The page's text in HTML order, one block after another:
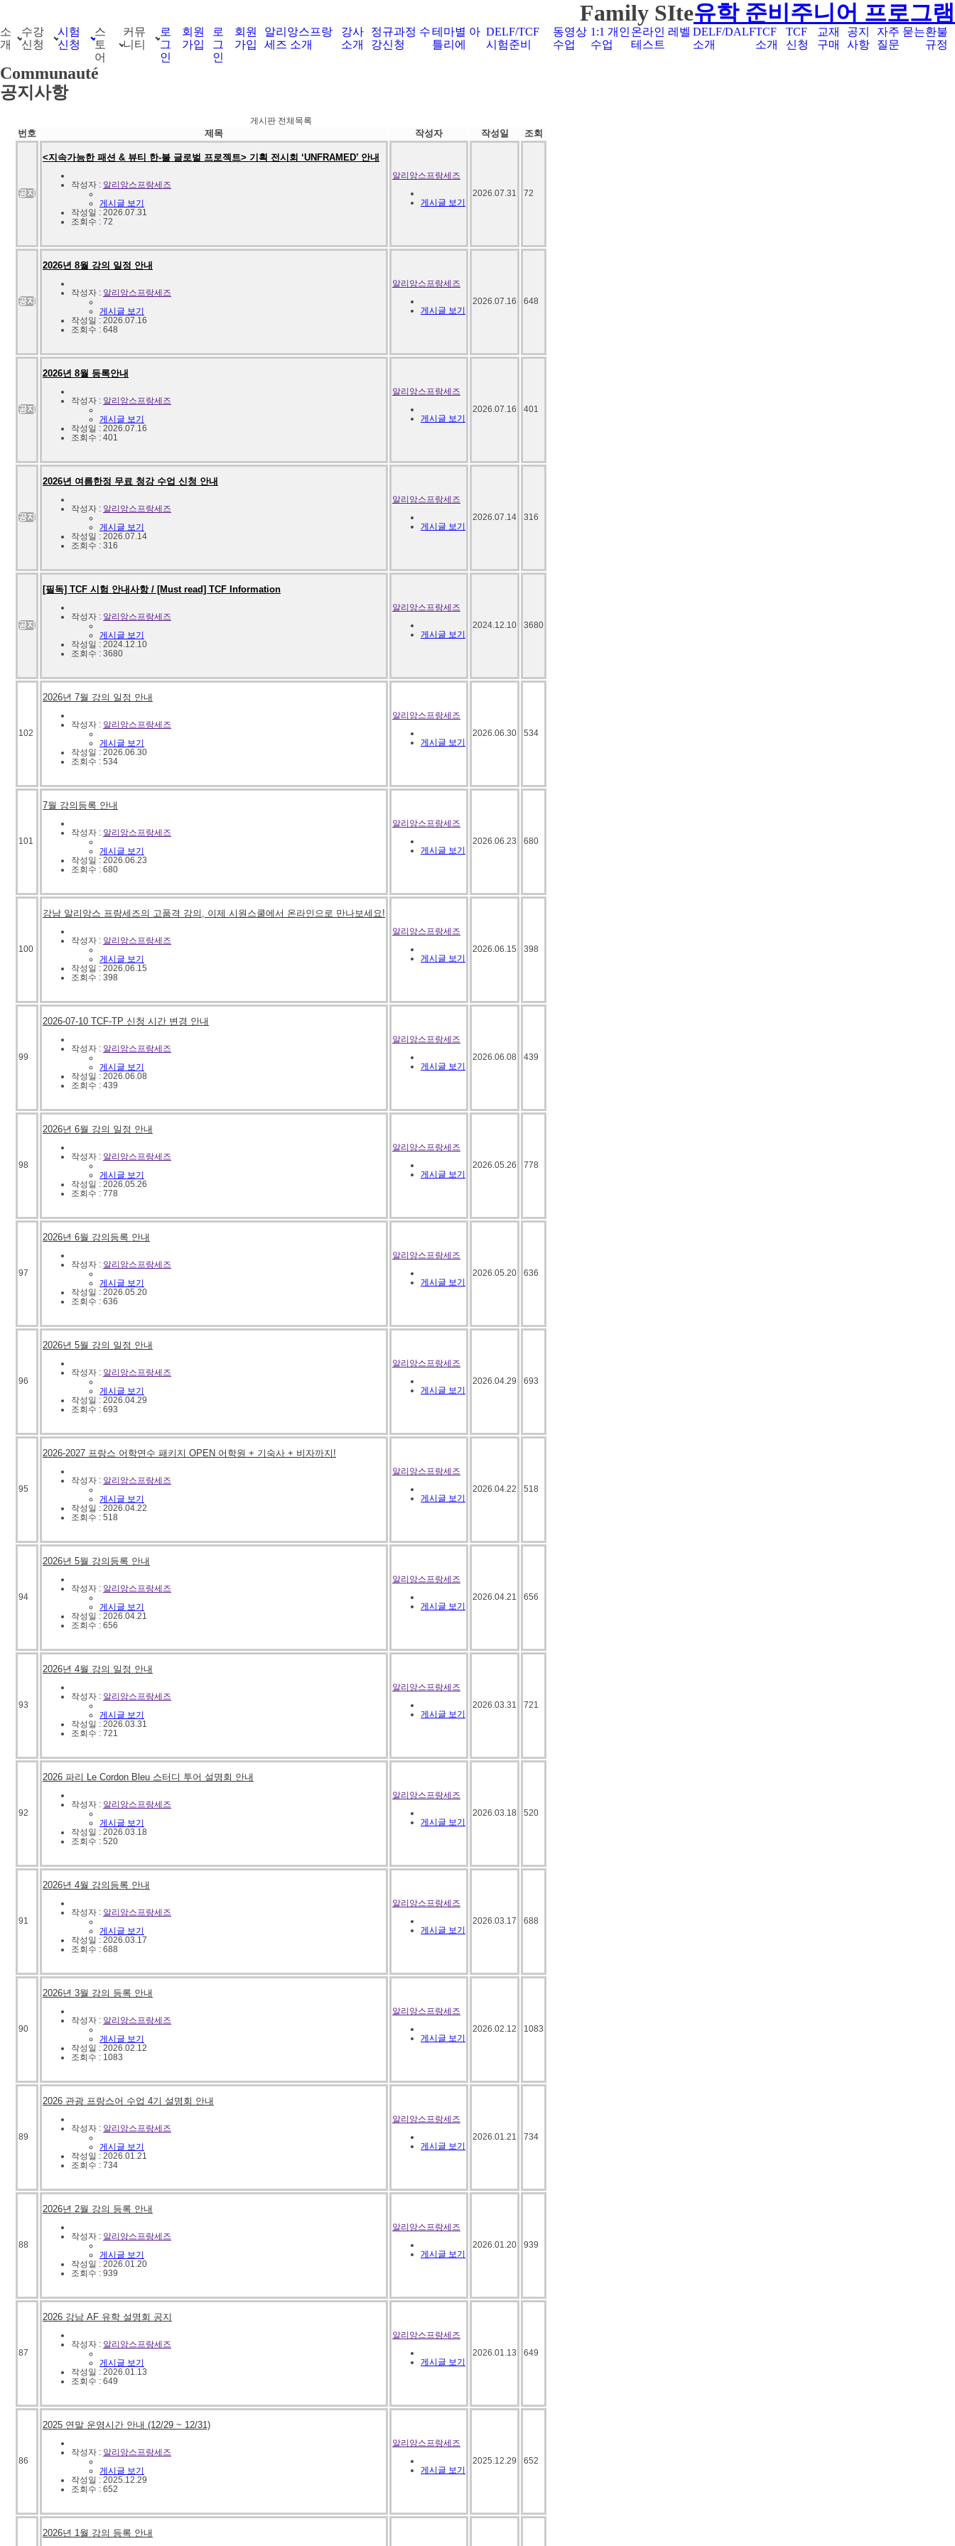
Family SIte유학 준비주니어 프로그램
소
개
수강
신청
시험
신청
스
토
어
커뮤
니티
로
그
인
회원
가입
로
그
인
회원
가입
알리앙스프랑
세즈 소개
강사
소개
정규과정 수
강신청
테마별 아
틀리에
DELF/TCF
시험준비
동영상
수업
1:1 개인
수업
온라인 레벨
테스트
DELF/DALF
소개
TCF
소개
TCF
신청
교재
구매
공지
사항
자주 묻는
질문
환불
규정
Communauté
공지사항
게시판 전체목록
번호 제목 작성자 작성일 조회
공지
<지속가능한 패션 & 뷰티 한-불 글로벌 프로젝트> 기획 전시회 ‘UNFRAMED’ 안내
작성자 : 알리앙스프랑세즈
게시글 보기
작성일 : 2026.07.31
조회수 : 72
알리앙스프랑세즈
게시글 보기
2026.07.31 72
공지
2026년 8월 강의 일정 안내
작성자 : 알리앙스프랑세즈
게시글 보기
작성일 : 2026.07.16
조회수 : 648
알리앙스프랑세즈
게시글 보기
2026.07.16 648
공지
2026년 8월 등록안내
작성자 : 알리앙스프랑세즈
게시글 보기
작성일 : 2026.07.16
조회수 : 401
알리앙스프랑세즈
게시글 보기
2026.07.16 401
공지
2026년 여름한정 무료 청강 수업 신청 안내
작성자 : 알리앙스프랑세즈
게시글 보기
작성일 : 2026.07.14
조회수 : 316
알리앙스프랑세즈
게시글 보기
2026.07.14 316
공지
[필독] TCF 시험 안내사항 / [Must read] TCF Information
작성자 : 알리앙스프랑세즈
게시글 보기
작성일 : 2024.12.10
조회수 : 3680
알리앙스프랑세즈
게시글 보기
2024.12.10 3680
102
2026년 7월 강의 일정 안내
작성자 : 알리앙스프랑세즈
게시글 보기
작성일 : 2026.06.30
조회수 : 534
알리앙스프랑세즈
게시글 보기
2026.06.30 534
101
7월 강의등록 안내
작성자 : 알리앙스프랑세즈
게시글 보기
작성일 : 2026.06.23
조회수 : 680
알리앙스프랑세즈
게시글 보기
2026.06.23 680
100
강남 알리앙스 프랑세즈의 고품격 강의, 이제 시원스쿨에서 온라인으로 만나보세요!
작성자 : 알리앙스프랑세즈
게시글 보기
작성일 : 2026.06.15
조회수 : 398
알리앙스프랑세즈
게시글 보기
2026.06.15 398
99
2026-07-10 TCF-TP 신청 시간 변경 안내
작성자 : 알리앙스프랑세즈
게시글 보기
작성일 : 2026.06.08
조회수 : 439
알리앙스프랑세즈
게시글 보기
2026.06.08 439
98
2026년 6월 강의 일정 안내
작성자 : 알리앙스프랑세즈
게시글 보기
작성일 : 2026.05.26
조회수 : 778
알리앙스프랑세즈
게시글 보기
2026.05.26 778
97
2026년 6월 강의등록 안내
작성자 : 알리앙스프랑세즈
게시글 보기
작성일 : 2026.05.20
조회수 : 636
알리앙스프랑세즈
게시글 보기
2026.05.20 636
96
2026년 5월 강의 일정 안내
작성자 : 알리앙스프랑세즈
게시글 보기
작성일 : 2026.04.29
조회수 : 693
알리앙스프랑세즈
게시글 보기
2026.04.29 693
95
2026-2027 프랑스 어학연수 패키지 OPEN 어학원 + 기숙사 + 비자까지!
작성자 : 알리앙스프랑세즈
게시글 보기
작성일 : 2026.04.22
조회수 : 518
알리앙스프랑세즈
게시글 보기
2026.04.22 518
94
2026년 5월 강의등록 안내
작성자 : 알리앙스프랑세즈
게시글 보기
작성일 : 2026.04.21
조회수 : 656
알리앙스프랑세즈
게시글 보기
2026.04.21 656
93
2026년 4월 강의 일정 안내
작성자 : 알리앙스프랑세즈
게시글 보기
작성일 : 2026.03.31
조회수 : 721
알리앙스프랑세즈
게시글 보기
2026.03.31 721
92
2026 파리 Le Cordon Bleu 스터디 투어 설명회 안내
작성자 : 알리앙스프랑세즈
게시글 보기
작성일 : 2026.03.18
조회수 : 520
알리앙스프랑세즈
게시글 보기
2026.03.18 520
91
2026년 4월 강의등록 안내
작성자 : 알리앙스프랑세즈
게시글 보기
작성일 : 2026.03.17
조회수 : 688
알리앙스프랑세즈
게시글 보기
2026.03.17 688
90
2026년 3월 강의 등록 안내
작성자 : 알리앙스프랑세즈
게시글 보기
작성일 : 2026.02.12
조회수 : 1083
알리앙스프랑세즈
게시글 보기
2026.02.12 1083
89
2026 관광 프랑스어 수업 4기 설명회 안내
작성자 : 알리앙스프랑세즈
게시글 보기
작성일 : 2026.01.21
조회수 : 734
알리앙스프랑세즈
게시글 보기
2026.01.21 734
88
2026년 2월 강의 등록 안내
작성자 : 알리앙스프랑세즈
게시글 보기
작성일 : 2026.01.20
조회수 : 939
알리앙스프랑세즈
게시글 보기
2026.01.20 939
87
2026 강남 AF 유학 설명회 공지
작성자 : 알리앙스프랑세즈
게시글 보기
작성일 : 2026.01.13
조회수 : 649
알리앙스프랑세즈
게시글 보기
2026.01.13 649
86
2025 연말 운영시간 안내 (12/29 ~ 12/31)
작성자 : 알리앙스프랑세즈
게시글 보기
작성일 : 2025.12.29
조회수 : 652
알리앙스프랑세즈
게시글 보기
2025.12.29 652
2026년 1월 강의 등록 안내